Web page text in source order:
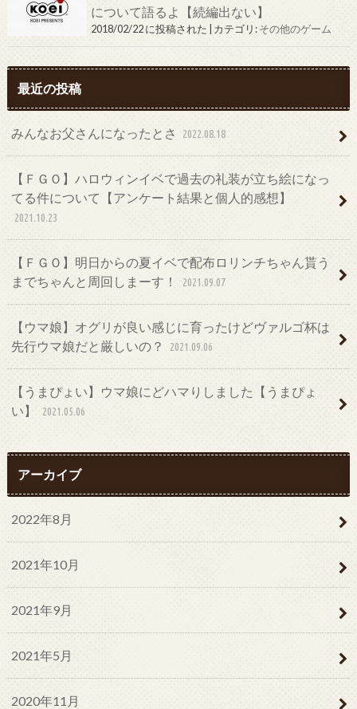
について語るよ【続編出ない】
2018/02/22 に投稿された カテゴリ:その他のゲーム
最近の投稿
みんなお父さんになったとさ 2022.08.18
【ＦＧＯ】ハロウィンイベで過去の礼装が立ち絵になっ
てる件について【アンケート結果と個人的感想】
2021.10.23
【ＦＧＯ】明日からの夏イベで配布ロリンチちゃん貰う
までちゃんと周回しまーす！
2021.09.07
【ウマ娘】オグリが良い感じに育ったけどヴァルゴ杯は
先行ウマ娘だと厳しいの？
2021.09.06
【うまぴょい】ウマ娘にどハマりしました【うまぴょ
い】
2021.05.06
アーカイブ
2022年8月
2021年10月
2021年9月
2021年5月
2020年11月